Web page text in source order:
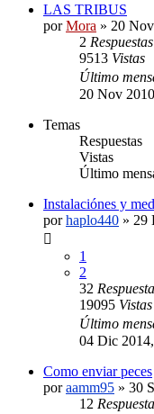
LAS TRIBUS
porMora » 20
2 Respuestas
9513 Vistas
Último
20 Nov
Temas
Respuestas
Vistas
Último
Instalaciónes y
porhaplo440 » 29
1
2
32
19095 Vistas
Último
04 Dic
Como enviar peces
poraamm95 » 30
12